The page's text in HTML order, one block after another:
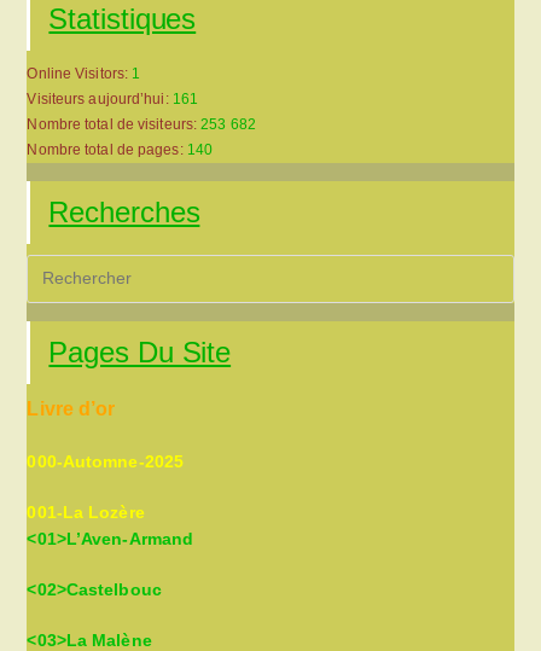
Statistiques
Online Visitors: 1
Visiteurs aujourd’hui: 161
Nombre total de visiteurs:253 682
Nombre total de pages: 140
Recherches
Pages Du Site
Livre d’or
000-Automne-2025
001-La Lozère
<01>L’Aven-Armand
<02>Castelbouc
<03>La Malène